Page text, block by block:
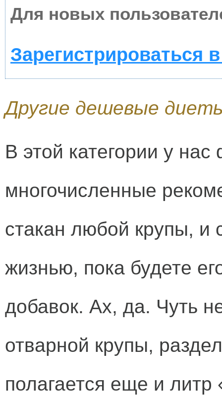
Для новых
Зарегистрироваться
Другие дешевые
В этой категории у нас
многочисленные
стакан любой крупы, и
жизнью, пока будете
добавок. Ах, да. Чуть
отварной крупы,
полагается еще и литр